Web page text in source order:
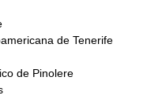
de Tenerife
de Pinolere